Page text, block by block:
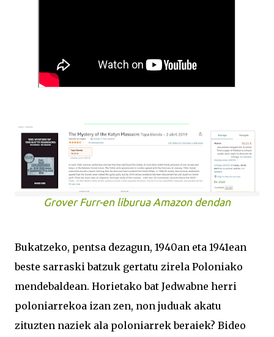
Grover Furr-en liburua Amazon dendan
Bukatzeko, pentsa dezagun, 1940an eta 1941ean
beste sarraski batzuk gertatu zirela Poloniako
mendebaldean. Horietako bat Jedwabne herri
poloniarrekoa izan zen, non juduak akatu
zituzten naziek ala poloniarrek beraiek? Bideo